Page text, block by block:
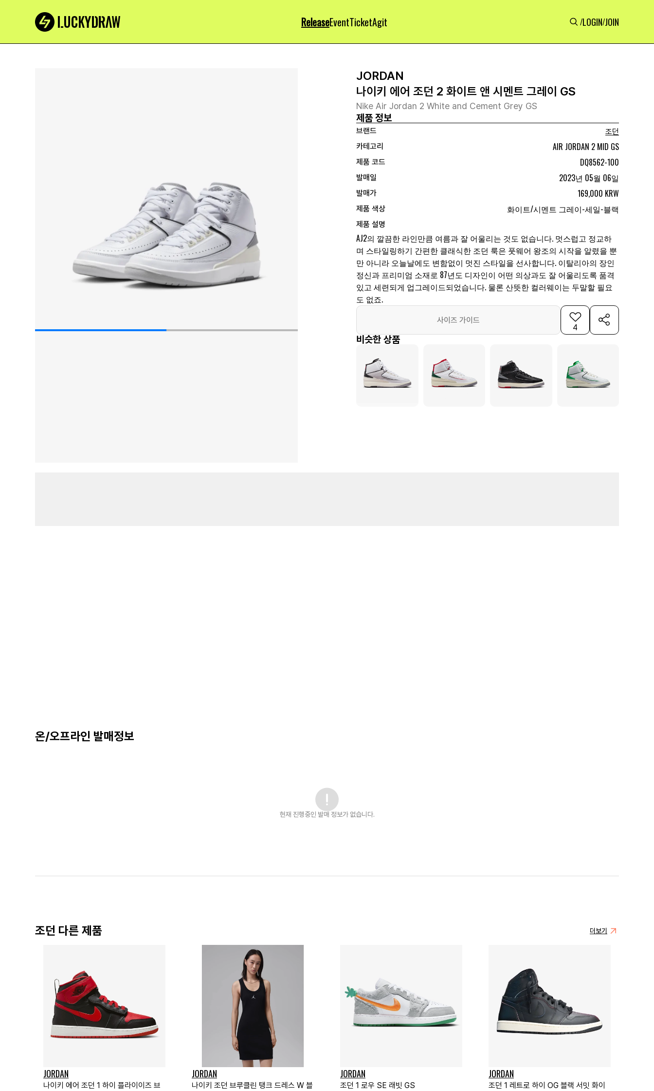
ReleaseEventTicketAgit /LOGIN/JOIN
JORDAN
나이키 에어 조던 2 화이트 앤 시멘트 그레이 GS
Nike Air Jordan 2 White and Cement Grey GS
제품 정보
브랜드
조던
카테고리
AIR JORDAN 2 MID GS
제품 코드 DQ8562-100
발매일 2023년 05월 06일
발매가 169,000 KRW
제품 색상 화이트/시멘트 그레이-세일-블랙
제품 설명
AJ2의 깔끔한 라인만큼 여름과 잘 어울리는 것도 없습니다. 멋스럽고 정교하
며 스타일링하기 간편한 클래식한 조던 룩은 풋웨어 왕조의 시작을 알렸을 뿐
만 아니라 오늘날에도 변함없이 멋진 스타일을 선사합니다. 이탈리아의 장인
정신과 프리미엄 소재로 87년도 디자인이 어떤 의상과도 잘 어울리도록 품격
있고 세련되게 업그레이드되었습니다. 물론 산뜻한 컬러웨이는 두말할 필요
도 없죠.
사이즈 가이드
4
비슷한 상품
온/오프라인 발매정보
현재 진행중인 발매 정보가 없습니다.
조던 다른 제품 더보기
JORDAN
나이키 에어 조던 1 하이 플라이이즈 브
JORDAN
나이키 조던 브루클린 탱크 드레스 W 블
JORDAN
조던 1 로우 SE 래빗 GS
JORDAN
조던 1 레트로 하이 OG 블랙 서밋 화이